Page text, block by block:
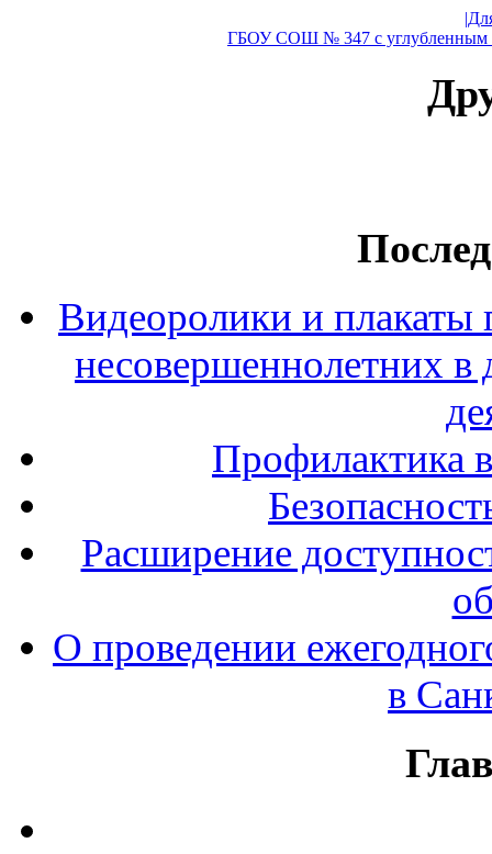
ГБОУ СОШ № 347 с углубленным
Видеоролики и плакаты
несовершеннолетних в
Профилактика
Расширение
О проведении
в